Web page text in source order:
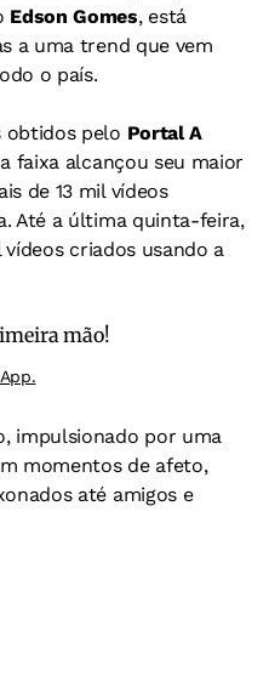
Edson Gomes, está
a uma trend que vem
o país.
obtidos pelo Portal A
faixa alcançou seu maior
de 13 mil vídeos
Até a última quinta-feira,
criados usando a
mão!
impulsionado por uma
momentos de afeto,
até amigos e